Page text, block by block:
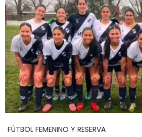
FÚTBOL FEMENINO Y RESERVA